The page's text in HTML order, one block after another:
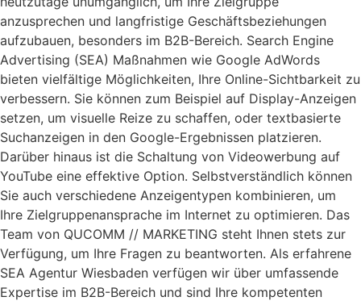
anzusprechen und langfristige Geschäftsbeziehungen
aufzubauen, besonders im B2B-Bereich. Search Engine
Advertising (SEA) Maßnahmen wie Google AdWords
bieten vielfältige Möglichkeiten, Ihre Online-Sichtbarkeit zu
verbessern. Sie können zum Beispiel auf Display-Anzeigen
setzen, um visuelle Reize zu schaffen, oder textbasierte
Suchanzeigen in den Google-Ergebnissen platzieren.
Darüber hinaus ist die Schaltung von Videowerbung auf
YouTube eine effektive Option. Selbstverständlich können
Sie auch verschiedene Anzeigentypen kombinieren, um
Ihre Zielgruppenansprache im Internet zu optimieren. Das
Team von QUCOMM // MARKETING steht Ihnen stets zur
Verfügung, um Ihre Fragen zu beantworten. Als erfahrene
SEA Agentur Wiesbaden verfügen wir über umfassende
Expertise im B2B-Bereich und sind Ihre kompetenten